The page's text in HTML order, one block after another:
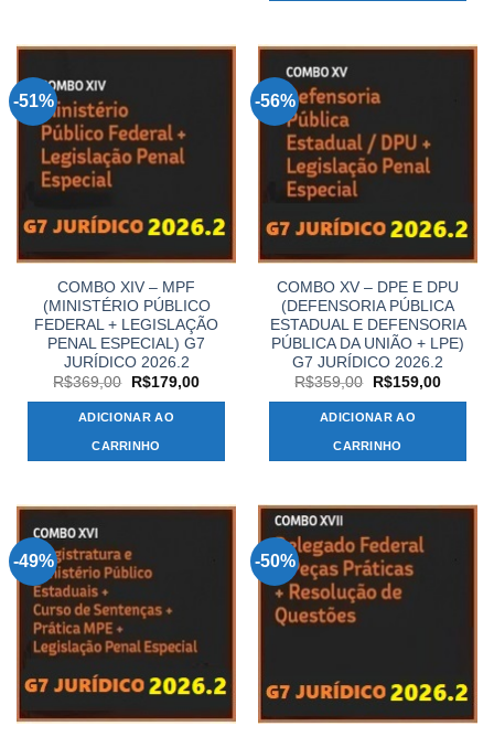
-51%
COMBO XIV – MPF
(MINISTÉRIO PÚBLICO
FEDERAL + LEGISLAÇÃO
PENAL ESPECIAL) G7
JURÍDICO 2026.2
R$369,00
O
original
era:
R$369,00.
R$179,00O
ADICIONAR AO
CARRINHO
-56%
COMBO XV – DPE E DPU
(DEFENSORIA PÚBLICA
ESTADUAL E DEFENSORIA
PÚBLICA DA UNIÃO + LPE)
G7 JURÍDICO 2026.2
R$359,00
O
original
era:
R$359,00.
R$159,00O
ADICIONAR AO
CARRINHO
-49% -50%